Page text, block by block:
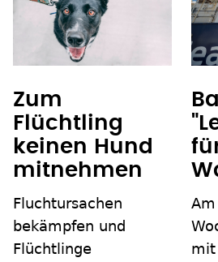
Zum
Flüchtling
keinen Hund
mitnehmen
Fluchtursachen
bekämpfen und
Flüchtlinge
mit